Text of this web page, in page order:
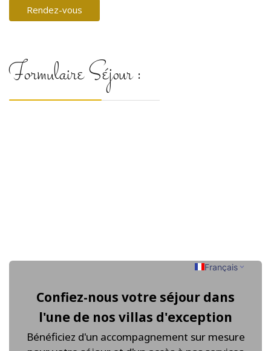
Rendez-vous
Formulaire Séjour :